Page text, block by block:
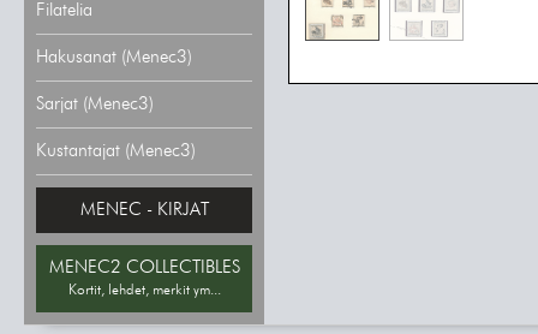
Filatelia
Hakusanat (Menec3)
Sarjat (Menec3)
Kustantajat (Menec3)
MENEC - KIRJAT
MENEC2 COLLECTIBLES
Kortit, lehdet, merkit ym...